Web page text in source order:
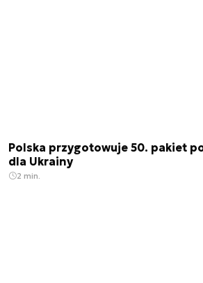
Polska przygotowuje 50. pakiet
dla Ukrainy
2 min.